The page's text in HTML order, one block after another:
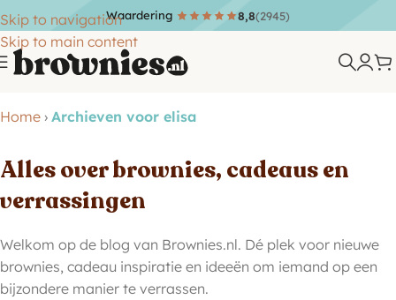
Skip to navigation
Skip to main content
Waardering 8,8(2945)
Home › Archieven voor elisa
Alles over brownies, cadeaus en
verrassingen
Welkom op de blog van Brownies.nl. Dé plek voor nieuwe
brownies, cadeau inspiratie en ideeën om iemand op een
bijzondere manier te verrassen.